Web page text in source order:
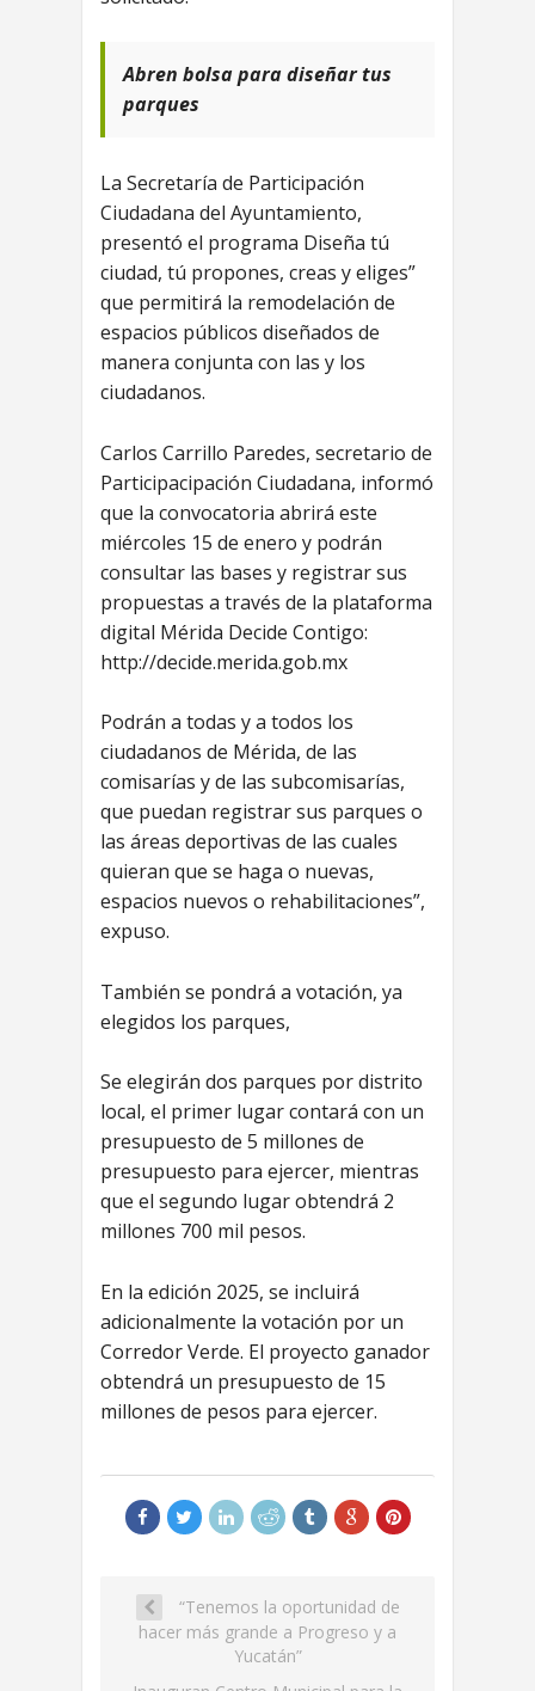
Abren bolsa para diseñar tus
parques
La Secretaría de Participación
Ciudadana del Ayuntamiento,
presentó el programa Diseña tú
ciudad, tú propones, creas y eliges”
que permitirá la remodelación de
espacios públicos diseñados de
manera conjunta con las y los
ciudadanos.
Carlos Carrillo Paredes, secretario de
Participacipación Ciudadana, informó
que la convocatoria abrirá este
miércoles 15 de enero y podrán
consultar las bases y registrar sus
propuestas a través de la plataforma
digital Mérida Decide Contigo:
http://decide.merida.gob.mx
Podrán a todas y a todos los
ciudadanos de Mérida, de las
comisarías y de las subcomisarías,
que puedan registrar sus parques o
las áreas deportivas de las cuales
quieran que se haga o nuevas,
espacios nuevos o rehabilitaciones”,
expuso.
También se pondrá a votación, ya
elegidos los parques,
Se elegirán dos parques por distrito
local, el primer lugar contará con un
presupuesto de 5 millones de
presupuesto para ejercer, mientras
que el segundo lugar obtendrá 2
millones 700 mil pesos.
En la edición 2025, se incluirá
adicionalmente la votación por un
Corredor Verde. El proyecto ganador
obtendrá un presupuesto de 15
millones de pesos para ejercer.
“Tenemos la oportunidad de
hacer más grande a Progreso y a
Yucatán”